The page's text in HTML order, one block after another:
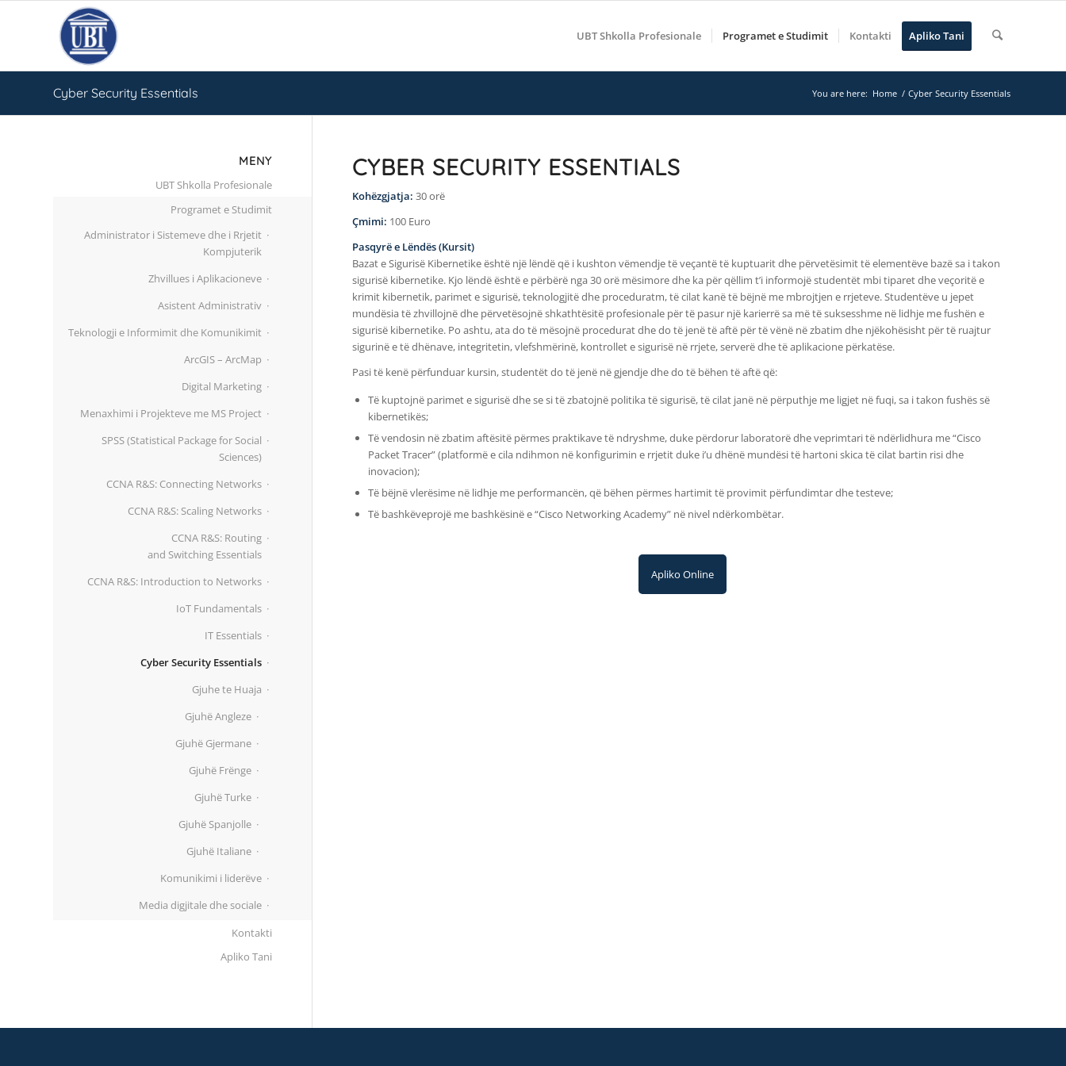
UBT Shkolla Profesionale Programet e Studimit Kontakti Apliko Tani
Cyber Security Essentials You are here: Home / Cyber Security Essentials
CYBER SECURITY ESSENTIALS
Kohëzgjatja: 30 orë
Çmimi: 100 Euro
Pasqyrë e Lëndës (Kursit)
Bazat e Sigurisë Kibernetike është një lëndë që i kushton vëmendje të veçantë të kuptuarit dhe përvetësimit të elementëve bazë sa i takon
sigurisë kibernetike. Kjo lëndë është e përbërë nga 30 orë mësimore dhe ka për qëllim t’i informojë studentët mbi tiparet dhe veçoritë e
krimit kibernetik, parimet e sigurisë, teknologjitë dhe proceduratm, të cilat kanë të bëjnë me mbrojtjen e rrjeteve. Studentëve u jepet
mundësia të zhvillojnë dhe përvetësojnë shkathtësitë profesionale për të pasur një karierrë sa më të suksesshme në lidhje me fushën e
sigurisë kibernetike. Po ashtu, ata do të mësojnë procedurat dhe do të jenë të aftë për të vënë në zbatim dhe njëkohësisht për të ruajtur
sigurinë e të dhënave, integritetin, vlefshmërinë, kontrollet e sigurisë në rrjete, serverë dhe të aplikacione përkatëse.
Pasi të kenë përfunduar kursin, studentët do të jenë në gjendje dhe do të bëhen të aftë që:
Të kuptojnë parimet e sigurisë dhe se si të zbatojnë politika të sigurisë, të cilat janë në përputhje me ligjet në fuqi, sa i takon fushës së
kibernetikës;
Të vendosin në zbatim aftësitë përmes praktikave të ndryshme, duke përdorur laboratorë dhe veprimtari të ndërlidhura me “Cisco
Packet Tracer” (platformë e cila ndihmon në konfigurimin e rrjetit duke i’u dhënë mundësi të hartoni skica të cilat bartin risi dhe
inovacion);
Të bëjnë vlerësime në lidhje me performancën, që bëhen përmes hartimit të provimit përfundimtar dhe testeve;
Të bashkëveprojë me bashkësinë e “Cisco Networking Academy” në nivel ndërkombëtar.
Apliko Online
MENY
UBT Shkolla Profesionale
Programet e Studimit
Administrator i Sistemeve dhe i Rrjetit
Kompjuterik
Zhvillues i Aplikacioneve
Asistent Administrativ
Teknologji e Informimit dhe Komunikimit
ArcGIS – ArcMap
Digital Marketing
Menaxhimi i Projekteve me MS Project
SPSS (Statistical Package for Social
Sciences)
CCNA R&S: Connecting Networks
CCNA R&S: Scaling Networks
CCNA R&S: Routing
and Switching Essentials
CCNA R&S: Introduction to Networks
IoT Fundamentals
IT Essentials
Cyber Security Essentials
Gjuhe te Huaja
Gjuhë Angleze
Gjuhë Gjermane
Gjuhë Frënge
Gjuhë Turke
Gjuhë Spanjolle
Gjuhë Italiane
Komunikimi i liderëve
Media digjitale dhe sociale
Kontakti
Apliko Tani